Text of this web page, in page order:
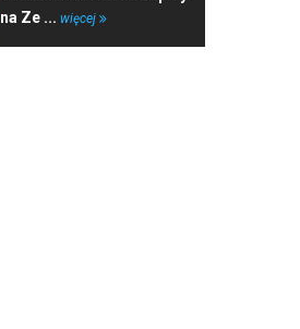
na Ze ... więcej